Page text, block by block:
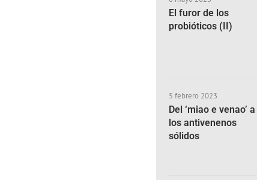
El furor de los
probióticos (II)
5 febrero 2023
Del ‘miao e venao’ a
los antivenenos
sólidos